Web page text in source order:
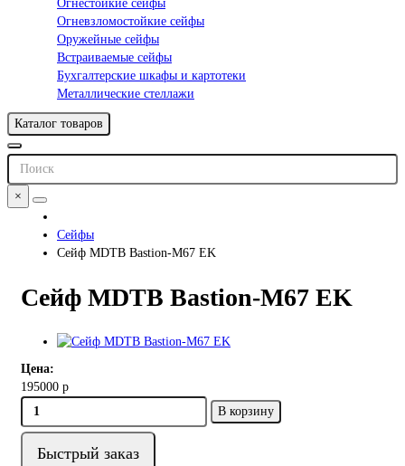
Огнестойкие сейфы
Огневзломостойкие сейфы
Оружейные сейфы
Встраиваемые сейфы
Бухгалтерские шкафы и картотеки
Металлические стеллажи
Каталог товаров
×
Сейфы
Сейф MDTB Bastion-M67 EK
Сейф MDTB Bastion-M67 EK
Цена:
195000 р
В корзину
Быстрый заказ